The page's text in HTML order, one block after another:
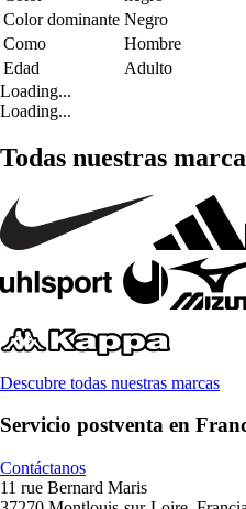
Color dominante Negro
Como
Hombre
Edad
Adulto
Loading...
Loading...
Todas nuestras
Descubre todas nuestras marcas
Servicio postventa en
Contáctanos
11 rue Bernard Maris